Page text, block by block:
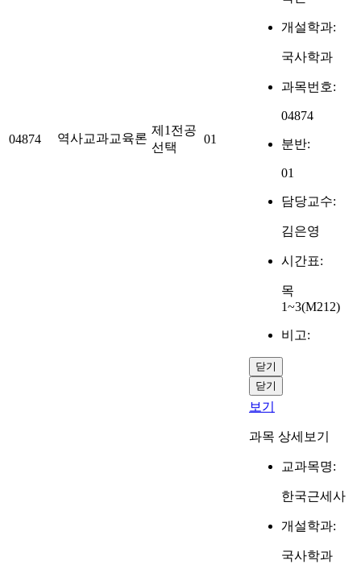
04874 역사교과교육론
제1전공
선택
01
개설학과:
국사학과
과목번호:
04874
분반:
01
담당교수:
김은영
시간표:
목
1~3(M212)
비고:
닫기
닫기
보기
과목 상세보기
교과목명:
한국근세사
개설학과:
국사학과